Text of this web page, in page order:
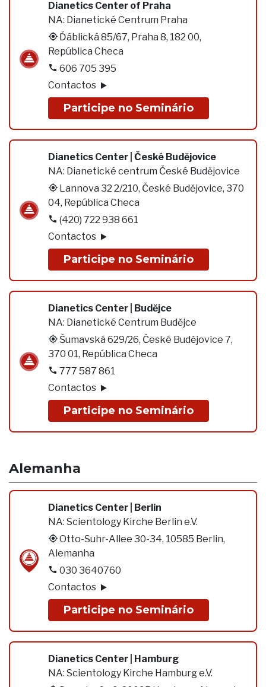
Dianetics Center of Praha
NA: Dianetické Centrum Praha
Ďáblická 85/67, Praha 8, 182 00,
República Checa
606 705 395
Contactos
Participe no Seminário
Dianetics Center | České Budějovice
NA: Dianetické centrum České Budějovice
Lannova 32 2/210, České Budějovice, 370
04, República Checa
(420) 722 938 661
Contactos
Participe no Seminário
Dianetics Center | Budĕjce
NA: Dianetické Centrum Budĕjce
Šumavská 629/26, České Budějovice 7,
370 01, República Checa
777 587 861
Contactos
Participe no Seminário
Alemanha
Dianetics Center | Berlin
NA: Scientology Kirche Berlin e.V.
Otto-Suhr-Allee 30-34, 10585 Berlin,
Alemanha
030 3640760
Contactos
Participe no Seminário
Dianetics Center | Hamburg
NA: Scientology Kirche Hamburg e.V.